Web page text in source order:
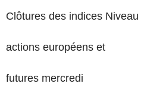
Clôtures des indices Niveau
actions européens et
futures mercredi